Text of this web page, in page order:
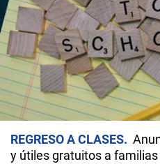
REGRESO A CLASES
y útiles gratuitos a